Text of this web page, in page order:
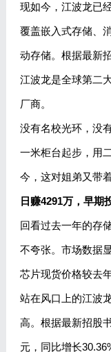
现如今，江波龙已
覆盖嵌入式存储、
动存储。根据最新
江波龙是全球第二
厂商。
没有名校光环，没
一米柜台起步，用
今，这对姐弟又带
日赚4291万，早期
回看过去一年的存
不夸张。市场数据
芯片现货价格较去
站在风口上的江波
高。根据最新招股
元，同比增长